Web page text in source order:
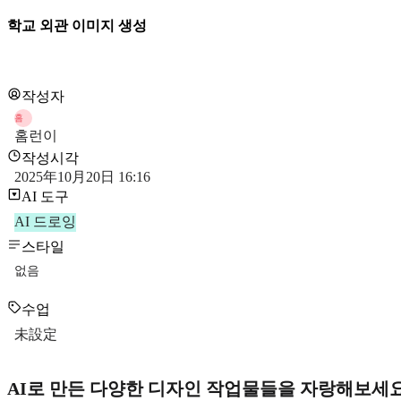
학교 외관 이미지 생성
작성자
홈
홈런이
작성시각
2025年10月20日 16:16
AI 도구
AI 드로잉
스타일
없음
수업
未設定
AI로 만든 다양한 디자인 작업물들을 자랑해보세